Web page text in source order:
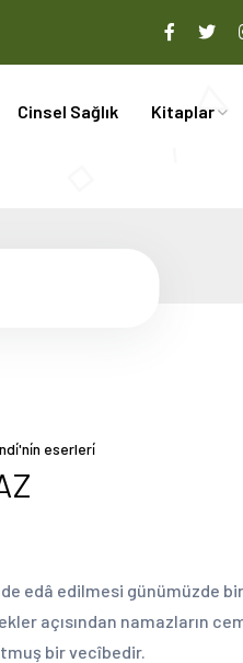
Cinsel Sağlık Kitaplar
eserleri̇
edâ edilmesi günümüzde
açısından namazların
bir vecîbedir.